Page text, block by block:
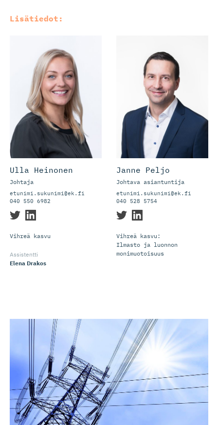
Lisätiedot:
Ulla Heinonen
Johtaja
etunimi.sukunimi@ek.fi
040 550 6982
Vihreä kasvu
Assistentti
Elena Drakos
Janne Peljo
Johtava asiantuntija
etunimi.sukunimi@ek.fi
040 528 5754
Vihreä kasvu:
Ilmasto ja luonnon
monimuotoisuus